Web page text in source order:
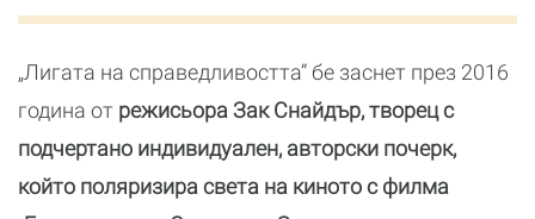
„Лигата на справедливостта“ бе заснет през 2016
година от режисьора Зак Снайдър, творец с
подчертано индивидуален, авторски почерк,
който поляризира света на киното с филма